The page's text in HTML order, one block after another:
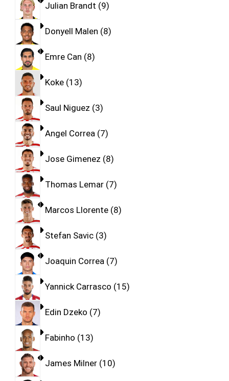
Julian Brandt 9
Donyell Malen 8
Emre Can 8
Koke 13
Saul Niguez 3
Angel Correa 7
Jose Gimenez 8
Thomas Lemar 7
Marcos Llorente 8
Stefan Savic 3
Joaquin Correa 7
Yannick Carrasco 15
Edin Dzeko 7
Fabinho 13
James Milner 10